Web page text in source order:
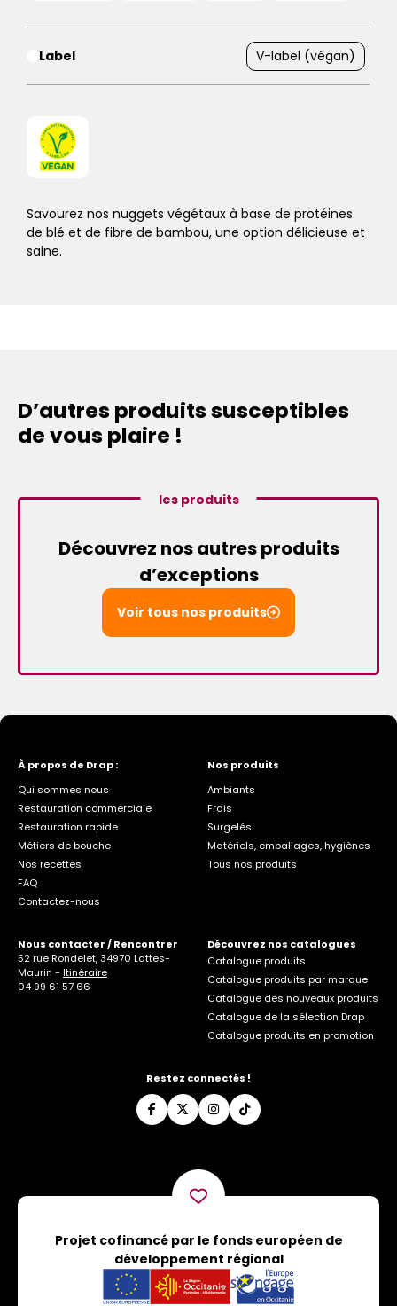
Label V-label (végan)
Savourez nos nuggets végétaux à base de protéines
de blé et de fibre de bambou, une option délicieuse et
saine.
D’autres produits susceptibles
de vous plaire !
les produits
Découvrez nos autres produits
d’exceptions
Voir tous nos produits
À propos de Drap :
Qui sommes nous
Restauration commerciale
Restauration rapide
Métiers de bouche
Nos recettes
FAQ
Contactez-nous
Nos produits
Ambiants
Frais
Surgelés
Matériels, emballages, hygiènes
Tous nos produits
Nous contacter / Rencontrer
52 rue Rondelet, 34970 Lattes-
Maurin - Itinéraire
04 99 61 57 66
Découvrez nos catalogues
Catalogue produits
Catalogue produits par marque
Catalogue des nouveaux produits
Catalogue de la sélection Drap
Catalogue produits en promotion
Restez connectés !
Projet cofinancé par le fonds européen de
développement régional